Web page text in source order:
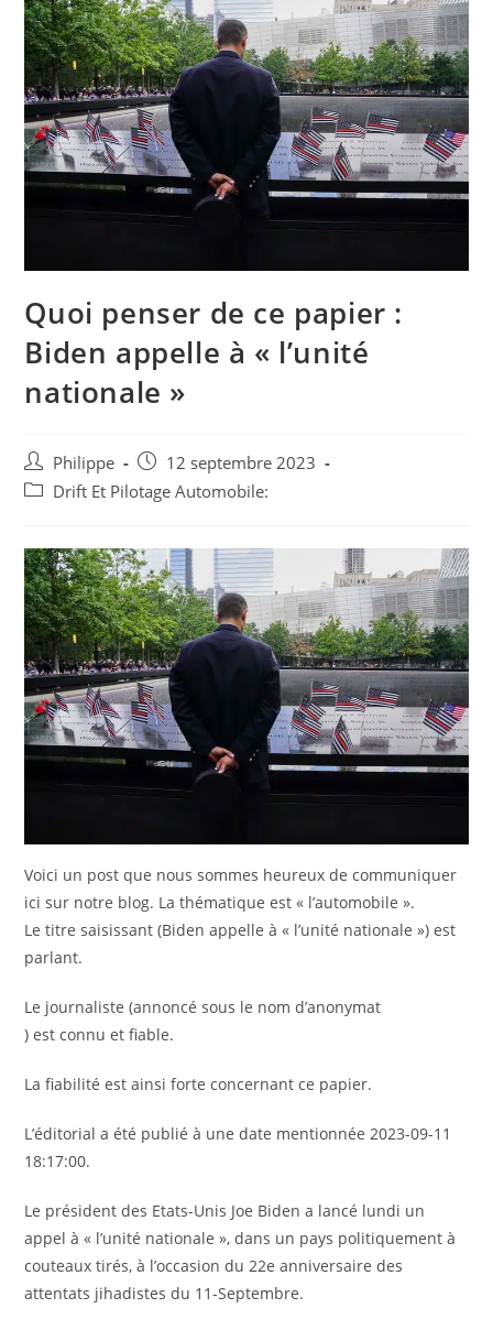
Quoi penser de ce papier :
Biden appelle à « l’unité
nationale »
Auteur/autrice
de
Philippe
Post
published:
12 septembre 2023
PostDrift Et Pilotage Automobile:
Voici un post que nous sommes heureux de communiquer
ici sur notre blog. La thématique est « l’automobile ».
Le titre saisissant (Biden appelle à « l’unité nationale ») est
parlant.
Le journaliste (annoncé sous le nom d’anonymat
) est connu et fiable.
La fiabilité est ainsi forte concernant ce papier.
L’éditorial a été publié à une date mentionnée 2023-09-11
18:17:00.
Le président des Etats-Unis Joe Biden a lancé lundi un
appel à « l’unité nationale », dans un pays politiquement à
couteaux tirés, à l’occasion du 22e anniversaire des
attentats jihadistes du 11-Septembre.